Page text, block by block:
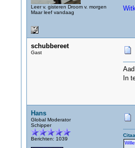
Leer v. gisteren Droom v. morgen
Maar leef vandaag
schubbereet
Gast
In
Hans
Global Moderator
Schipper
Berichten: 1039